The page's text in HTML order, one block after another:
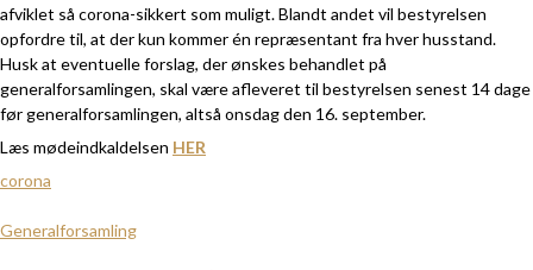
afviklet så corona-sikkert som muligt. Blandt andet vil bestyrelsen
opfordre til, at der kun kommer én repræsentant fra hver husstand.
Husk at eventuelle forslag, der ønskes behandlet på
generalforsamlingen, skal være afleveret til bestyrelsen senest 14 dage
før generalforsamlingen, altså onsdag den 16. september.
Læs mødeindkaldelsen HER
corona
Generalforsamling